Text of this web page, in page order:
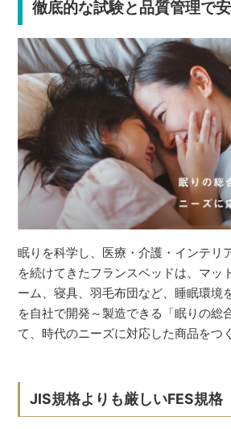
徹底的な試験と品質管理で
眠りを科学し、医療・介護・インテリ
を続けてきたフランスベッドは、マッ
ーム、寝具、羽毛布団など、睡眠環境
を自社で開発～製造できる「眠りの総
て、時代のニーズに対応した商品をつ
JIS規格よりも厳しいFES規格